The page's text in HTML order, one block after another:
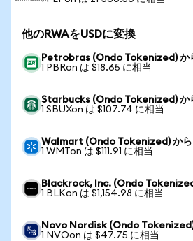
他のRWAをUSDに変換
Petrobras (Ondo Tokenized) か
1 PBRon は $18.65 に相当
Starbucks (Ondo Tokenized) か
1 SBUXon は $107.74 に相当
Walmart (Ondo Tokenized) から
1 WMTon は $111.91 に相当
Blackrock, Inc. (Ondo
1 BLKon は $1,154.98 に相当
Novo Nordisk (Ondo
1 NVOon は $47.75 に相当